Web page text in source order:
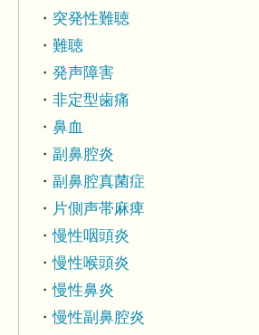
突発性難聴
難聴
発声障害
非定型歯痛
鼻血
副鼻腔炎
副鼻腔真菌症
片側声帯麻痺
慢性咽頭炎
慢性喉頭炎
慢性鼻炎
慢性副鼻腔炎